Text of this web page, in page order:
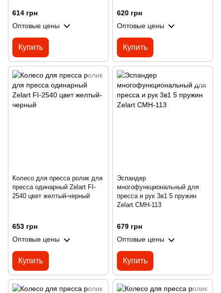
614 грн
Оптовые цены
Купить
620 грн
Оптовые цены
Купить
Колесо для пресса ролик для
пресса одинарный Zelart FI-
2540 цвет желтый-черный
653 грн
Оптовые цены
Купить
Эспандер
многофункциональный для
пресса и рук 3в1 5 пружин
Zelart CMH-113
679 грн
Оптовые цены
Купить